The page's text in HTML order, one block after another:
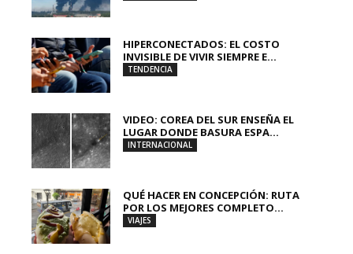
HIPERCONECTADOS: EL COSTO
INVISIBLE DE VIVIR SIEMPRE E...
TENDENCIA
VIDEO: COREA DEL SUR ENSEÑA EL
LUGAR DONDE BASURA ESPA...
INTERNACIONAL
QUÉ HACER EN CONCEPCIÓN: RUTA
POR LOS MEJORES COMPLETO...
VIAJES